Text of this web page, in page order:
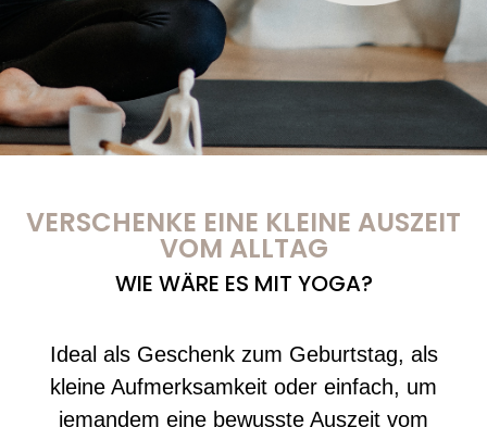
VERSCHENKE EINE KLEINE AUSZEIT
VOM ALLTAG
WIE WÄRE ES MIT YOGA?
Ideal als Geschenk zum Geburtstag, als
kleine Aufmerksamkeit oder einfach, um
jemandem eine bewusste Auszeit vom